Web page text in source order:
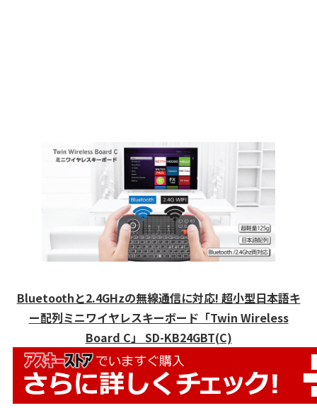
Bluetoothと2.4GHzの無線通信に対応! 超小型日本語キ
ー配列ミニワイヤレスキーボード「Twin Wireless
Board C」 SD-KB24GBT(C)